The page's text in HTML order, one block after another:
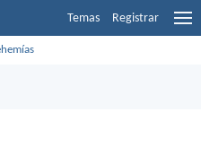
Temas Registrar